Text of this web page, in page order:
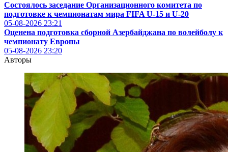
Состоялось заседание Организационного комитета по
подготовке к чемпионатам мира FIFA U-15 и U-20
05-08-2026 23:21
Оценена подготовка сборной Азербайджана по волейболу к
чемпионату Европы
05-08-2026 23:20
Авторы